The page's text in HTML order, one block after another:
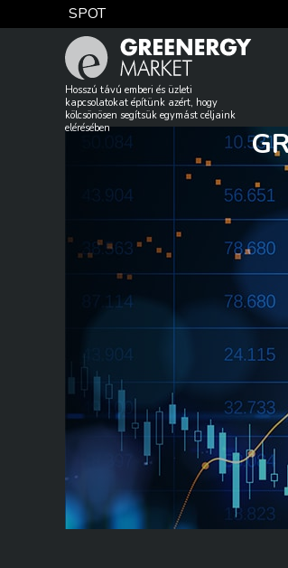
to
SPOT
TTF DA
DAX index
Hosszú távú emberi és üzleti
kapcsolatokat építünk azért, hogy
kölcsönösen segítsük egymást céljaink
elérésében